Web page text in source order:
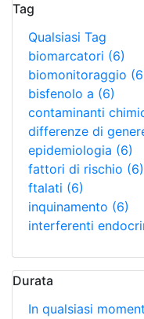
Tag
Qualsiasi Tag
biomarcatori (6)
biomonitoraggio
bisfenolo a (6)
contaminanti
differenze di
epidemiologia (6)
fattori di rischio (6)
ftalati (6)
inquinamento (6)
interferenti
Durata
In qualsiasi